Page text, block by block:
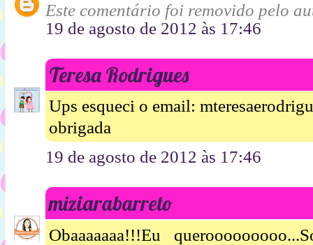
Este comentário foi removido pelo
19 de agosto de 2012 às 17:46
Teresa Rodrigues
Ups esqueci o email:
obrigada
19 de agosto de 2012 às 17:46
miziarabarreto
Obaaaaaaa!!!Eu